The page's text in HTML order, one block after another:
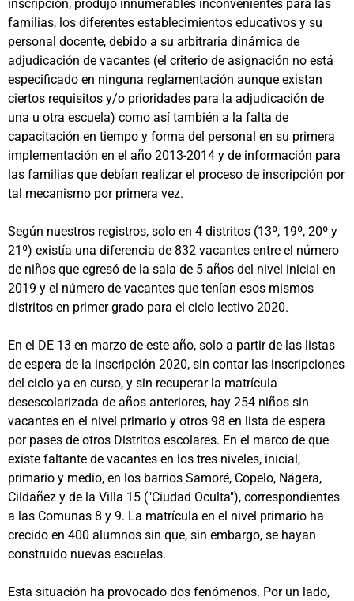
inscripción, produjo innumerables inconvenientes para las
familias, los diferentes establecimientos educativos y su
personal docente, debido a su arbitraria dinámica de
adjudicación de vacantes (el criterio de asignación no está
especificado en ninguna reglamentación aunque existan
ciertos requisitos y/o prioridades para la adjudicación de
una u otra escuela) como así también a la falta de
capacitación en tiempo y forma del personal en su primera
implementación en el año 2013-2014 y de información para
las familias que debían realizar el proceso de inscripción por
tal mecanismo por primera vez.
Según nuestros registros, solo en 4 distritos (13º, 19º, 20º y
21º) existía una diferencia de 832 vacantes entre el número
de niños que egresó de la sala de 5 años del nivel inicial en
2019 y el número de vacantes que tenían esos mismos
distritos en primer grado para el ciclo lectivo 2020.
En el DE 13 en marzo de este año, solo a partir de las listas
de espera de la inscripción 2020, sin contar las inscripciones
del ciclo ya en curso, y sin recuperar la matrícula
desescolarizada de años anteriores, hay 254 niños sin
vacantes en el nivel primario y otros 98 en lista de espera
por pases de otros Distritos escolares. En el marco de que
existe faltante de vacantes en los tres niveles, inicial,
primario y medio, en los barrios Samoré, Copelo, Nágera,
Cildañez y de la Villa 15 ("Ciudad Oculta"), correspondientes
a las Comunas 8 y 9. La matrícula en el nivel primario ha
crecido en 400 alumnos sin que, sin embargo, se hayan
construido nuevas escuelas.
Esta situación ha provocado dos fenómenos. Por un lado,